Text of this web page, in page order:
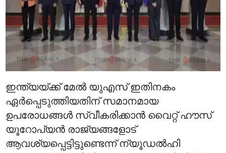
ഇന്ത്യയ്ക്ക് മേൽ യുഎസ് ഇതിനകം
ഏർപ്പെടുത്തിയതിന് സമാനമായ
ഉപരോധങ്ങൾ സ്വീകരിക്കാൻ വൈറ്റ് ഹൗസ്
യൂറോപ്യൻ രാജ്യങ്ങളോട്
ആവശ്യപ്പെട്ടിട്ടുണ്ടെന്ന് ന്യൂഡൽഹി